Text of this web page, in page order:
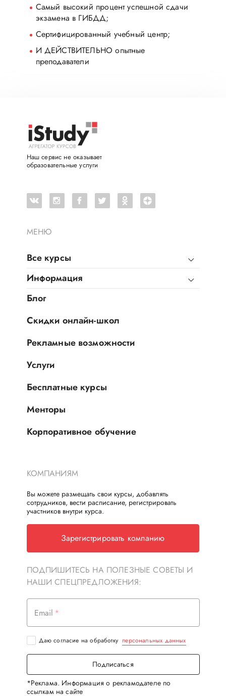
Самый высокий процент успешной сдачи
экзамена в ГИБДД;
Сертифицированный учебный центр;
И ДЕЙСТВИТЕЛЬНО опытные
преподаватели
МЕНЮ
Все курсы
Информация
Блог
Скидки онлайн-школ
Рекламные возможности
Услуги
Бесплатные курсы
Менторы
Корпоративное обучение
Наш сервис не оказывает
образовательные услуги
КОМПАНИЯМ
Вы можете размещать свои курсы, добавлять
сотрудников, вести расписание, регистрировать
участников внутри курса.
Зарегистрировать компанию
ПОДПИШИТЕСЬ НА ПОЛЕЗНЫЕ СОВЕТЫ И
НАШИ СПЕЦПРЕДЛОЖЕНИЯ:
Email
Даю согласие на обработку персональных данных
Подписаться
*Реклама. Информация о рекламодателе по
ссылкам на сайте